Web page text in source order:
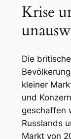
Krise
Die
kleiner
und
geschaffen
Russlands
Markt von